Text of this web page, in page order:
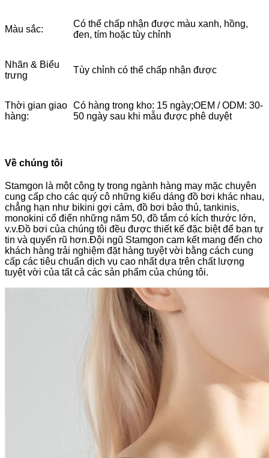
Màu sắc:
Có thể chấp nhận được màu xanh, hồng,
đen, tím hoặc tùy chỉnh
Nhãn & Biểu
trưng
Tùy chỉnh có thể chấp nhận được
Thời gian giao
hàng:
Có hàng trong kho: 15 ngày;OEM / ODM: 30-
50 ngày sau khi mẫu được phê duyệt
Về chúng tôi
Stamgon là một công ty trong ngành hàng may mặc chuyên
cung cấp cho các quý cô những kiểu dáng đồ bơi khác nhau,
chẳng hạn như bikini gợi cảm, đồ bơi bảo thủ, tankinis,
monokini cổ điển những năm 50, đồ tắm có kích thước lớn,
v.v.Đồ bơi của chúng tôi đều được thiết kế đặc biệt để bạn tự
tin và quyến rũ hơn.Đội ngũ Stamgon cam kết mang đến cho
khách hàng trải nghiệm đặt hàng tuyệt vời bằng cách cung
cấp các tiêu chuẩn dịch vụ cao nhất dựa trên chất lượng
tuyệt vời của tất cả các sản phẩm của chúng tôi.